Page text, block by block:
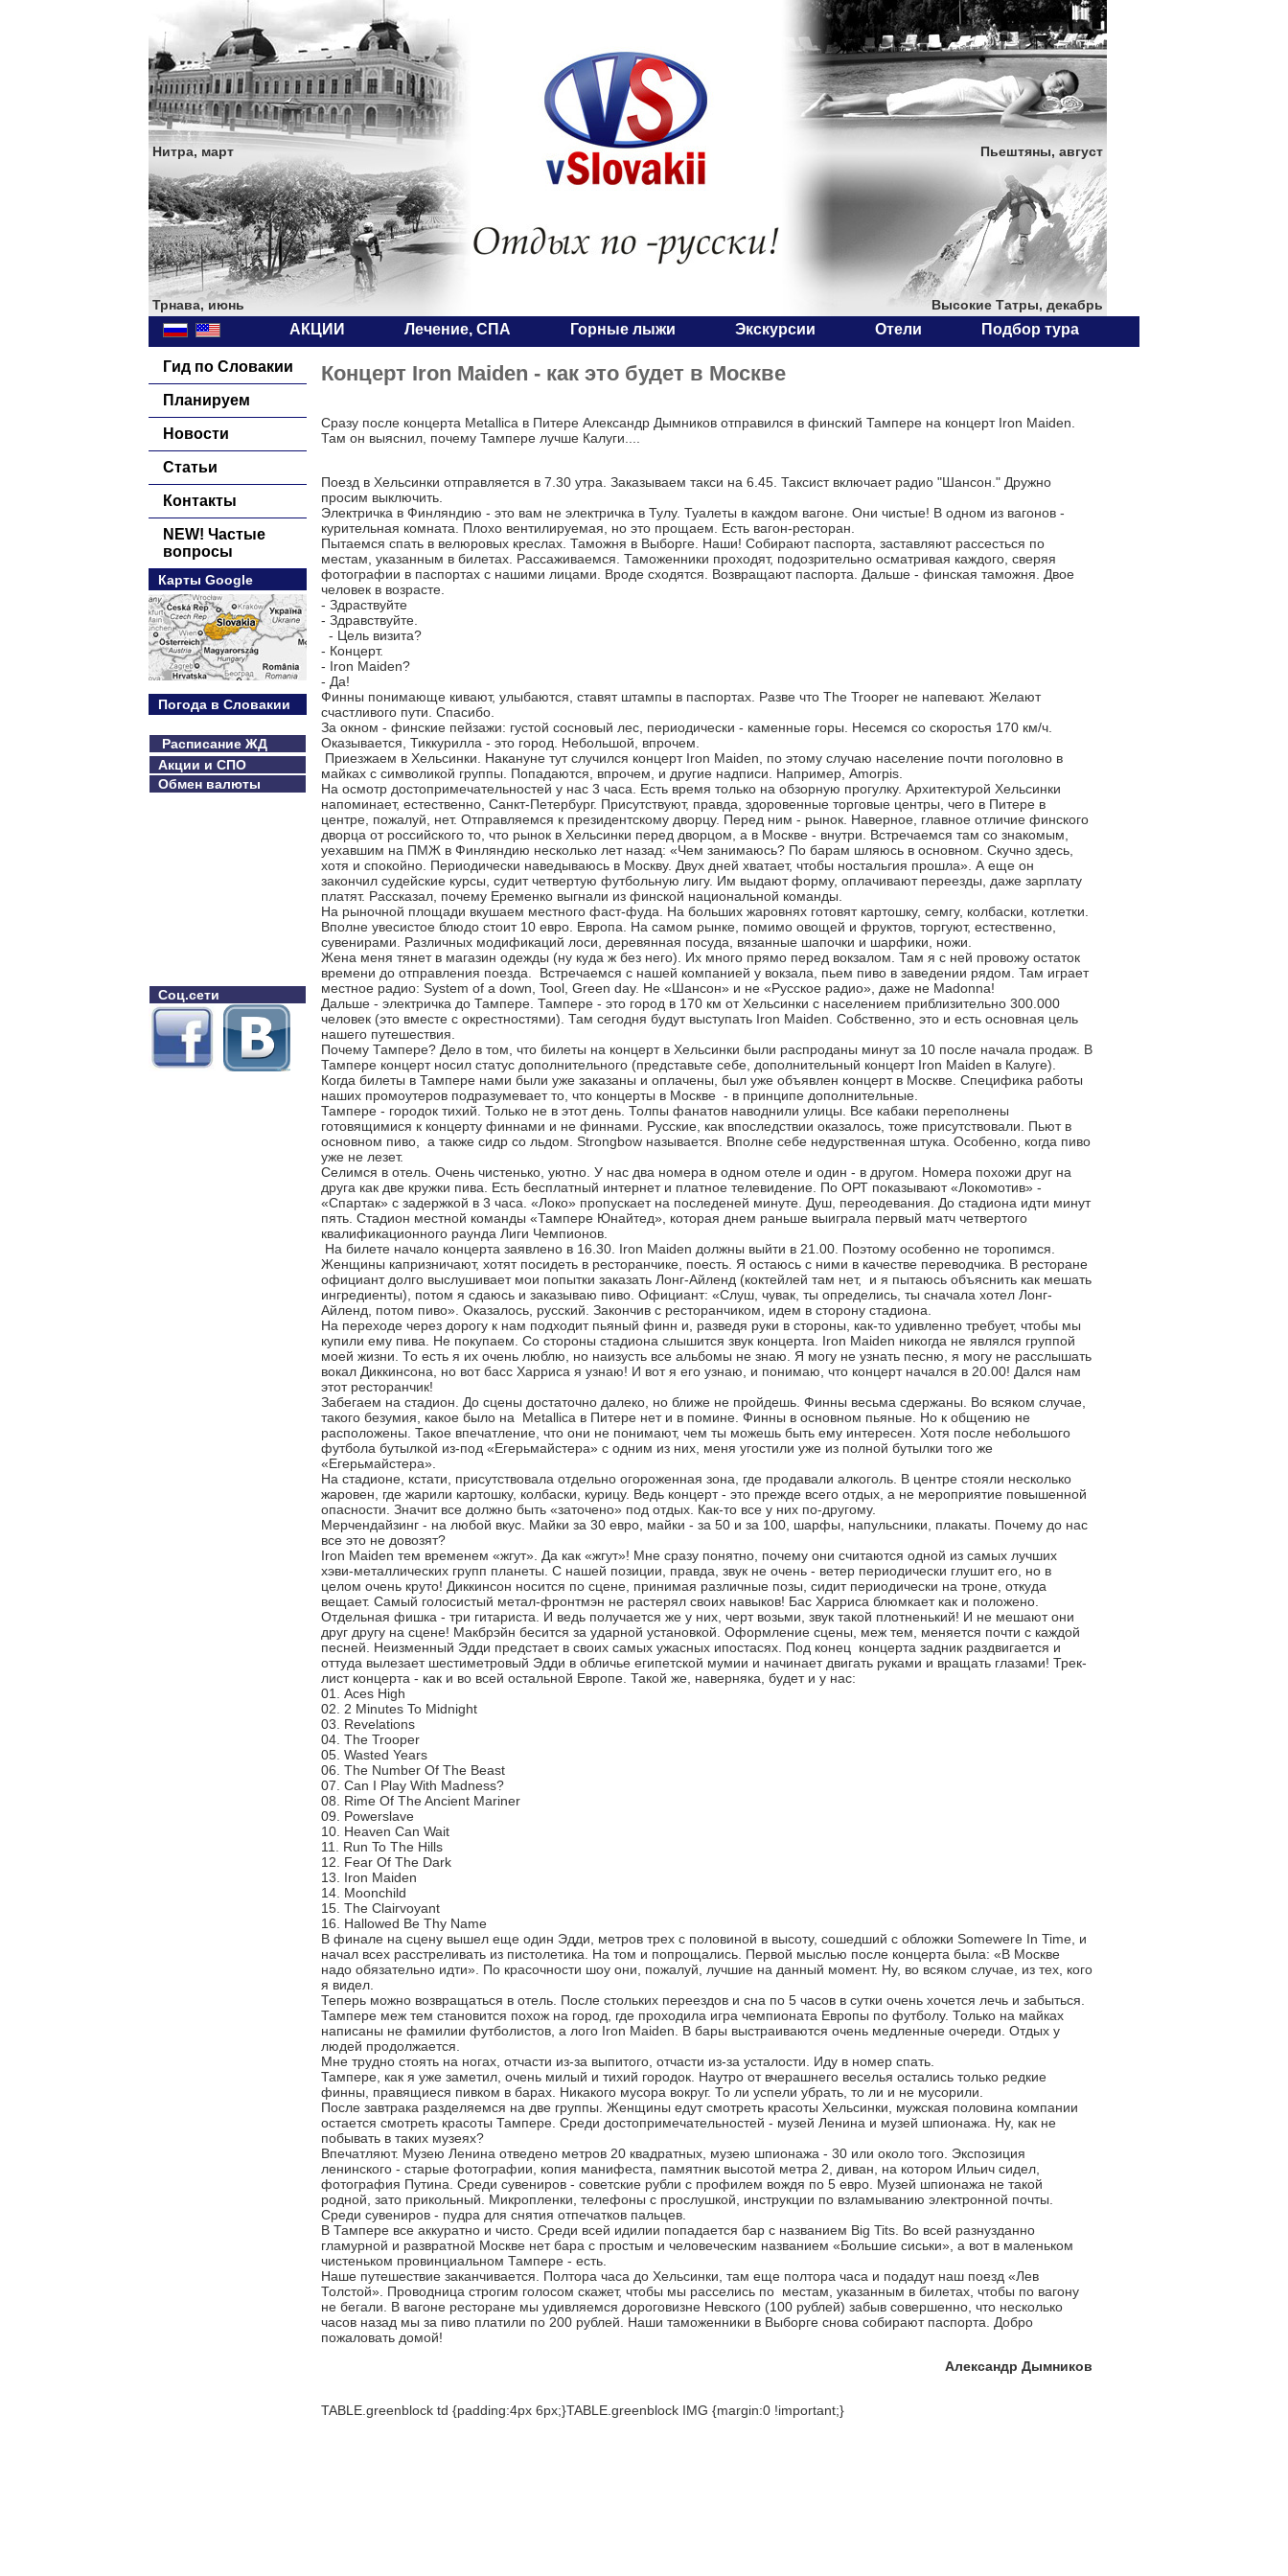
Нитра, март
Трнава, июнь
Пьештяны, август
Высокие Татры, декабрь
АКЦИИ Лечение, СПА Горные лыжи Экскурсии Отели Подбор тура
Гид по Словакии
Планируем
Новости
Статьи
Контакты
NEW! Частые
вопросы
Карты Google
Погода в Словакии
Расписание ЖД
Акции и СПО
Обмен валюты
Соц.сети
Концерт Iron Maiden - как это будет в Москве
Сразу после концерта Metallica в Питере Александр Дымников отправился в финский Тампере на концерт Iron Maiden.
Там он выяснил, почему Тампере лучше Калуги....
Поезд в Хельсинки отправляется в 7.30 утра. Заказываем такси на 6.45. Таксист включает радио "Шансон." Дружно
просим выключить.
Электричка в Финляндию - это вам не электричка в Тулу. Туалеты в каждом вагоне. Они чистые! В одном из вагонов -
курительная комната. Плохо вентилируемая, но это прощаем. Есть вагон-ресторан.
Пытаемся спать в велюровых креслах. Таможня в Выборге. Наши! Собирают паспорта, заставляют рассесться по
местам, указанным в билетах. Рассаживаемся. Таможенники проходят, подозрительно осматривая каждого, сверяя
фотографии в паспортах с нашими лицами. Вроде сходятся. Возвращают паспорта. Дальше - финская таможня. Двое
человек в возрасте.
- Здраствуйте
- Здравствуйте.
- Цель визита?
- Концерт.
- Iron Maiden?
- Да!
Финны понимающе кивают, улыбаются, ставят штампы в паспортах. Разве что The Trooper не напевают. Желают
счастливого пути. Спасибо.
За окном - финские пейзажи: густой сосновый лес, периодически - каменные горы. Несемся со скоростья 170 км/ч.
Оказывается, Тиккурилла - это город. Небольшой, впрочем.
Приезжаем в Хельсинки. Накануне тут случился концерт Iron Maiden, по этому случаю население почти поголовно в
майках с символикой группы. Попадаются, впрочем, и другие надписи. Например, Amorpis.
На осмотр достопримечательностей у нас 3 часа. Есть время только на обзорную прогулку. Архитектурой Хельсинки
напоминает, естественно, Санкт-Петербург. Присутствуют, правда, здоровенные торговые центры, чего в Питере в
центре, пожалуй, нет. Отправляемся к президентскому дворцу. Перед ним - рынок. Наверное, главное отличие финского
дворца от российского то, что рынок в Хельсинки перед дворцом, а в Москве - внутри. Встречаемся там со знакомым,
уехавшим на ПМЖ в Финляндию несколько лет назад: «Чем занимаюсь? По барам шляюсь в основном. Скучно здесь,
хотя и спокойно. Периодически наведываюсь в Москву. Двух дней хватает, чтобы ностальгия прошла». А еще он
закончил судейские курсы, судит четвертую футбольную лигу. Им выдают форму, оплачивают переезды, даже зарплату
платят. Рассказал, почему Еременко выгнали из финской национальной команды.
На рыночной площади вкушаем местного фаст-фуда. На больших жаровнях готовят картошку, семгу, колбаски, котлетки.
Вполне увесистое блюдо стоит 10 евро. Европа. На самом рынке, помимо овощей и фруктов, торгуют, естественно,
сувенирами. Различных модификаций лоси, деревянная посуда, вязанные шапочки и шарфики, ножи.
Жена меня тянет в магазин одежды (ну куда ж без него). Их много прямо перед вокзалом. Там я с ней провожу остаток
времени до отправления поезда. Встречаемся с нашей компанией у вокзала, пьем пиво в заведении рядом. Там играет
местное радио: System of a down, Tool, Green day. Не «Шансон» и не «Русское радио», даже не Madonna!
Дальше - электричка до Тампере. Тампере - это город в 170 км от Хельсинки с населением приблизительно 300.000
человек (это вместе с окрестностями). Там сегодня будут выступать Iron Maiden. Собственно, это и есть основная цель
нашего путешествия.
Почему Тампере? Дело в том, что билеты на концерт в Хельсинки были распроданы минут за 10 после начала продаж. В
Тампере концерт носил статус дополнительного (представьте себе, дополнительный концерт Iron Maiden в Калуге).
Когда билеты в Тампере нами были уже заказаны и оплачены, был уже объявлен концерт в Москве. Специфика работы
наших промоутеров подразумевает то, что концерты в Москве - в принципе дополнительные.
Тампере - городок тихий. Только не в этот день. Толпы фанатов наводнили улицы. Все кабаки переполнены
готовящимися к концерту финнами и не финнами. Русские, как впоследствии оказалось, тоже присутствовали. Пьют в
основном пиво, а также сидр со льдом. Strongbow называется. Вполне себе недурственная штука. Особенно, когда пиво
уже не лезет.
Селимся в отель. Очень чистенько, уютно. У нас два номера в одном отеле и один - в другом. Номера похожи друг на
друга как две кружки пива. Есть бесплатный интернет и платное телевидение. По ОРТ показывают «Локомотив» -
«Спартак» с задержкой в 3 часа. «Локо» пропускает на последеней минуте. Душ, переодевания. До стадиона идти минут
пять. Стадион местной команды «Тампере Юнайтед», которая днем раньше выиграла первый матч четвертого
квалификационного раунда Лиги Чемпионов.
На билете начало концерта заявлено в 16.30. Iron Maiden должны выйти в 21.00. Поэтому особенно не торопимся.
Женщины капризничают, хотят посидеть в ресторанчике, поесть. Я остаюсь с ними в качестве переводчика. В ресторане
официант долго выслушивает мои попытки заказать Лонг-Айленд (коктейлей там нет, и я пытаюсь объяснить как мешать
ингредиенты), потом я сдаюсь и заказываю пиво. Официант: «Слуш, чувак, ты определись, ты сначала хотел Лонг-
Айленд, потом пиво». Оказалось, русский. Закончив с ресторанчиком, идем в сторону стадиона.
На переходе через дорогу к нам подходит пьяный финн и, разведя руки в стороны, как-то удивленно требует, чтобы мы
купили ему пива. Не покупаем. Со стороны стадиона слышится звук концерта. Iron Maiden никогда не являлся группой
моей жизни. То есть я их очень люблю, но наизусть все альбомы не знаю. Я могу не узнать песню, я могу не расслышать
вокал Диккинсона, но вот басс Харриса я узнаю! И вот я его узнаю, и понимаю, что концерт начался в 20.00! Дался нам
этот ресторанчик!
Забегаем на стадион. До сцены достаточно далеко, но ближе не пройдешь. Финны весьма сдержаны. Во всяком случае,
такого безумия, какое было на Metallica в Питере нет и в помине. Финны в основном пьяные. Но к общению не
расположены. Такое впечатление, что они не понимают, чем ты можешь быть ему интересен. Хотя после небольшого
футбола бутылкой из-под «Егерьмайстера» с одним из них, меня угостили уже из полной бутылки того же
«Егерьмайстера».
На стадионе, кстати, присутствовала отдельно огороженная зона, где продавали алкоголь. В центре стояли несколько
жаровен, где жарили картошку, колбаски, курицу. Ведь концерт - это прежде всего отдых, а не мероприятие повышенной
опасности. Значит все должно быть «заточено» под отдых. Как-то все у них по-другому.
Мерчендайзинг - на любой вкус. Майки за 30 евро, майки - за 50 и за 100, шарфы, напульсники, плакаты. Почему до нас
все это не довозят?
Iron Maiden тем временем «жгут». Да как «жгут»! Мне сразу понятно, почему они считаются одной из самых лучших
хэви-металлических групп планеты. С нашей позиции, правда, звук не очень - ветер периодически глушит его, но в
целом очень круто! Диккинсон носится по сцене, принимая различные позы, сидит периодически на троне, откуда
вещает. Самый голосистый метал-фронтмэн не растерял своих навыков! Бас Харриса блюмкает как и положено.
Отдельная фишка - три гитариста. И ведь получается же у них, черт возьми, звук такой плотненький! И не мешают они
друг другу на сцене! Макбрэйн бесится за ударной установкой. Оформление сцены, меж тем, меняется почти с каждой
песней. Неизменный Эдди предстает в своих самых ужасных ипостасях. Под конец концерта задник раздвигается и
оттуда вылезает шестиметровый Эдди в обличье египетской мумии и начинает двигать руками и вращать глазами! Трек-
лист концерта - как и во всей остальной Европе. Такой же, наверняка, будет и у нас:
01. Aces High
02. 2 Minutes To Midnight
03. Revelations
04. The Trooper
05. Wasted Years
06. The Number Of The Beast
07. Can I Play With Madness?
08. Rime Of The Ancient Mariner
09. Powerslave
10. Heaven Can Wait
11. Run To The Hills
12. Fear Of The Dark
13. Iron Maiden
14. Moonchild
15. The Clairvoyant
16. Hallowed Be Thy Name
В финале на сцену вышел еще один Эдди, метров трех с половиной в высоту, сошедший с обложки Somewere In Time, и
начал всех расстреливать из пистолетика. На том и попрощались. Первой мыслью после концерта была: «В Москве
надо обязательно идти». По красочности шоу они, пожалуй, лучшие на данный момент. Ну, во всяком случае, из тех, кого
я видел.
Теперь можно возвращаться в отель. После стольких переездов и сна по 5 часов в сутки очень хочется лечь и забыться.
Тампере меж тем становится похож на город, где проходила игра чемпионата Европы по футболу. Только на майках
написаны не фамилии футболистов, а лого Iron Maiden. В бары выстраиваются очень медленные очереди. Отдых у
людей продолжается.
Мне трудно стоять на ногах, отчасти из-за выпитого, отчасти из-за усталости. Иду в номер спать.
Тампере, как я уже заметил, очень милый и тихий городок. Наутро от вчерашнего веселья остались только редкие
финны, правящиеся пивком в барах. Никакого мусора вокруг. То ли успели убрать, то ли и не мусорили.
После завтрака разделяемся на две группы. Женщины едут смотреть красоты Хельсинки, мужская половина компании
остается смотреть красоты Тампере. Среди достопримечательностей - музей Ленина и музей шпионажа. Ну, как не
побывать в таких музеях?
Впечатляют. Музею Ленина отведено метров 20 квадратных, музею шпионажа - 30 или около того. Экспозиция
ленинского - старые фотографии, копия манифеста, памятник высотой метра 2, диван, на котором Ильич сидел,
фотография Путина. Среди сувениров - советские рубли с профилем вождя по 5 евро. Музей шпионажа не такой
родной, зато прикольный. Микропленки, телефоны с прослушкой, инструкции по взламыванию электронной почты.
Среди сувениров - пудра для снятия отпечатков пальцев.
В Тампере все аккуратно и чисто. Среди всей идилии попадается бар с названием Big Tits. Во всей разнузданно
гламурной и развратной Москве нет бара с простым и человеческим названием «Большие сиськи», а вот в маленьком
чистеньком провинциальном Тампере - есть.
Наше путешествие заканчивается. Полтора часа до Хельсинки, там еще полтора часа и подадут наш поезд «Лев
Толстой». Проводница строгим голосом скажет, чтобы мы расселись по местам, указанным в билетах, чтобы по вагону
не бегали. В вагоне ресторане мы удивляемся дороговизне Невского (100 рублей) забыв совершенно, что несколько
часов назад мы за пиво платили по 200 рублей. Наши таможенники в Выборге снова собирают паспорта. Добро
пожаловать домой!
Александр Дымников
TABLE.greenblock td {padding:4px 6px;}TABLE.greenblock IMG {margin:0 !important;}